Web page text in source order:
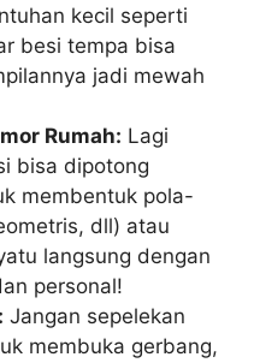
kecil seperti
besi tempa bisa
jadi mewah
Rumah: Lagi
bisa dipotong
membentuk pola-
dll) atau
langsung dengan
personal!
Jangan sepelekan
membuka gerbang,